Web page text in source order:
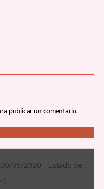
publicar un comentario.